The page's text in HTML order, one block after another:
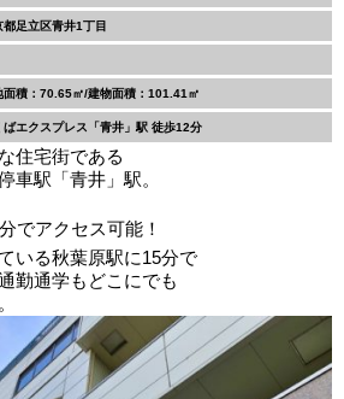
都足立区青井1丁目
面積：70.65㎡/建物面積：101.41㎡
ばエクスプレス「青井」駅 徒歩12分
住宅街である
車駅「青井」駅。
でアクセス可能！
いる秋葉原駅に15分で
勤通学もどこにでも